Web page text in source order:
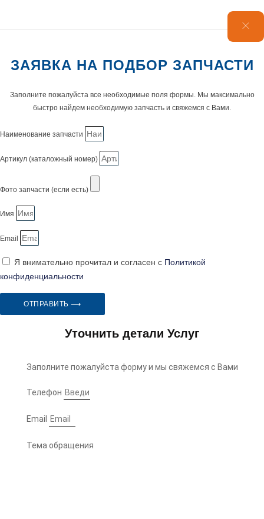
ЗАЯВКА НА ПОДБОР ЗАПЧАСТИ
Заполните пожалуйста все необходимые поля формы. Мы максимально
быстро найдем необходимую запчасть и свяжемся с Вами.
Наименование запчасти
Артикул (каталожный номер)
Фото запчасти (если есть)
Имя
Email
Я внимательно прочитал и согласен с Политикой
конфиденциальности
ОТПРАВИТЬ ⟶
Уточнить детали Услуг
Заполните пожалуйста форму и мы свяжемся с Вами
Телефон
Email
Тема обращения